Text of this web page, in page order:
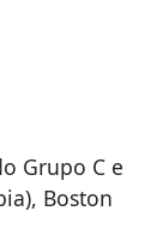
Grupo C e
Boston